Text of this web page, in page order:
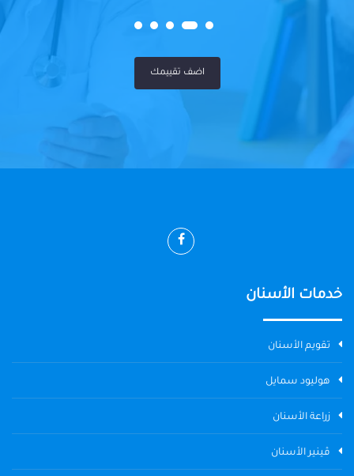
اضف تقييمك
خدمات الأسنان
تقويم الأسنان
هوليود سمايل
زراعة الأسنان
ڤينير الأسنان